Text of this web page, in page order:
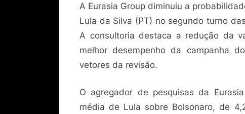
Catureba
A Eurasia Group diminuiu a
Lula da Silva (PT) no segundo turno
A consultoria destaca a redução da
melhor desempenho da campanha
vetores da revisão.
O agregador de pesquisas da
média de Lula sobre Bolsonaro, de